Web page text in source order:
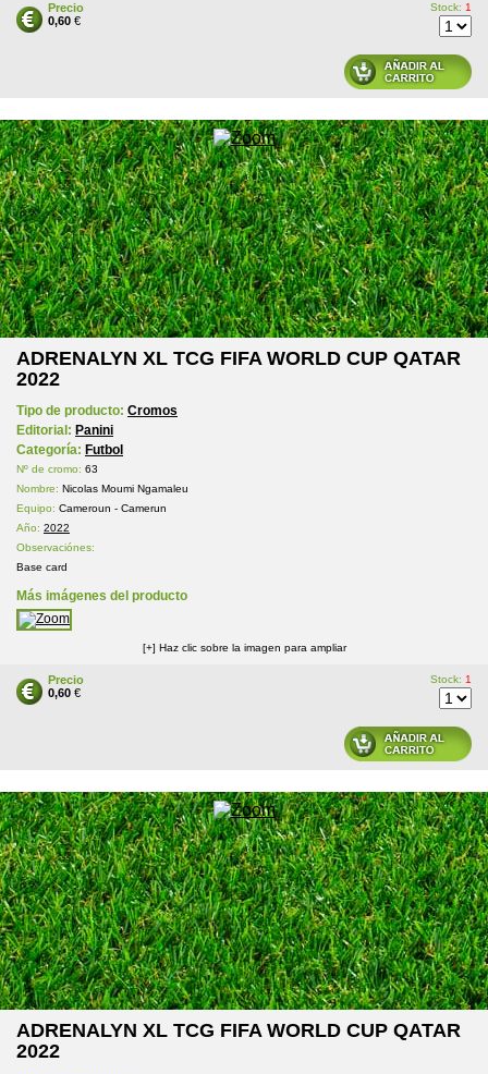
Precio
0,60 €
Stock: 1
ADRENALYN XL TCG FIFA WORLD CUP QATAR
2022
Tipo de producto: Cromos
Editorial: Panini
Categoría: Futbol
Nº de cromo: 63
Nombre: Nicolas Moumi Ngamaleu
Equipo: Cameroun - Camerun
Año: 2022
Observaciónes:
Base card
Más imágenes del producto
[+] Haz clic sobre la imagen para ampliar
Precio
0,60 €
Stock: 1
ADRENALYN XL TCG FIFA WORLD CUP QATAR
2022